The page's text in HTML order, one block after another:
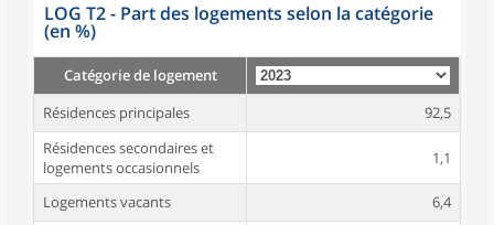
LOG T2 - Part des logements selon la catégorie
(en %)
Catégorie de logement
Résidences principales
92,5
Résidences secondaires et
logements occasionnels
1,1
Logements vacants
6,4